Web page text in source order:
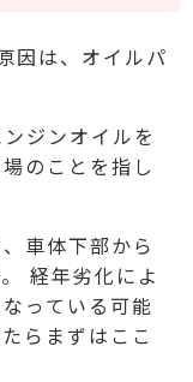
因は、オイルパ
ジンオイルを
のことを指し
車体下部から
経年劣化によ
っている可能
らまずはここ